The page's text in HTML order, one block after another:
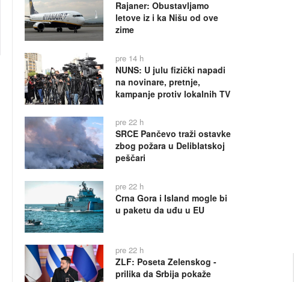
Rajaner: Obustavljamo
letove iz i ka Nišu od ove
zime
pre 14 h
NUNS: U julu fizički napadi
na novinare, pretnje,
kampanje protiv lokalnih TV
pre 22 h
SRCE Pančevo traži ostavke
zbog požara u Deliblatskoj
peščari
pre 22 h
Crna Gora i Island mogle bi
u paketu da uđu u EU
pre 22 h
ZLF: Poseta Zelenskog -
prilika da Srbija pokaže